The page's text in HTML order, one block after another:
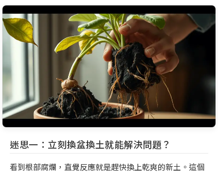
迷思一：立刻換盆換土就能解決問題？
看到根部腐爛，直覺反應就是趕快換上乾爽的新土。這個